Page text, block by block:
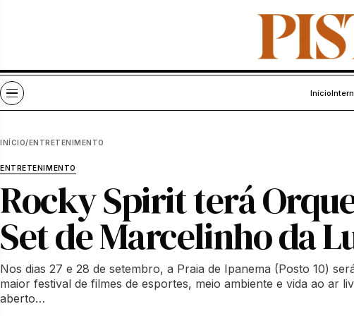
Abrir menu Início
INÍCIO/ ENTRETENIMENTO
ENTRETENIMENTO
Rocky Spirit terá
Set de Marcelinho da
Nos dias 27 e 28 de setembro, a Praia de Ipanema (Posto 10)
maior festival de filmes de esportes, meio ambiente e vida ao ar
aberto…